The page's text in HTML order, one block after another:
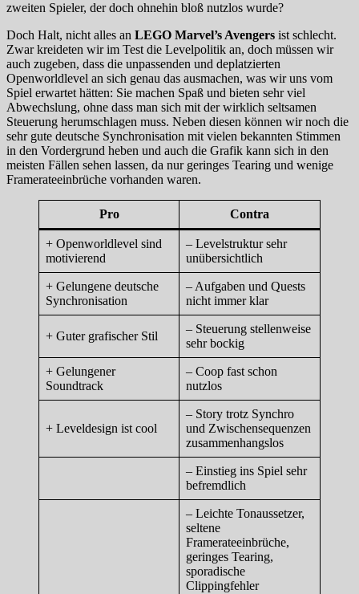
zweiten Spieler, der doch ohnehin bloß nutzlos wurde?
Doch Halt, nicht alles an LEGO Marvel’s Avengers ist schlecht.
Zwar kreideten wir im Test die Levelpolitik an, doch müssen wir
auch zugeben, dass die unpassenden und deplatzierten
Openworldlevel an sich genau das ausmachen, was wir uns vom
Spiel erwartet hätten: Sie machen Spaß und bieten sehr viel
Abwechslung, ohne dass man sich mit der wirklich seltsamen
Steuerung herumschlagen muss. Neben diesen können wir noch die
sehr gute deutsche Synchronisation mit vielen bekannten Stimmen
in den Vordergrund heben und auch die Grafik kann sich in den
meisten Fällen sehen lassen, da nur geringes Tearing und wenige
Framerateeinbrüche vorhanden waren.
Pro Contra
+ Openworldlevel sind
motivierend
– Levelstruktur sehr
unübersichtlich
+ Gelungene deutsche
Synchronisation
– Aufgaben und Quests
nicht immer klar
+ Guter grafischer Stil
– Steuerung stellenweise
sehr bockig
+ Gelungener
Soundtrack
– Coop fast schon
nutzlos
+ Leveldesign ist cool
– Story trotz Synchro
und Zwischensequenzen
zusammenhangslos
– Einstieg ins Spiel sehr
befremdlich
– Leichte Tonaussetzer,
seltene
Framerateeinbrüche,
geringes Tearing,
sporadische
Clippingfehler